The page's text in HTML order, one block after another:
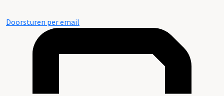
Doorsturen per email